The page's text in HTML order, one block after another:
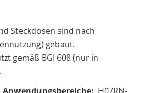
Steckdosen sind nach
gebaut.
gemäß BGI 608 (nur in